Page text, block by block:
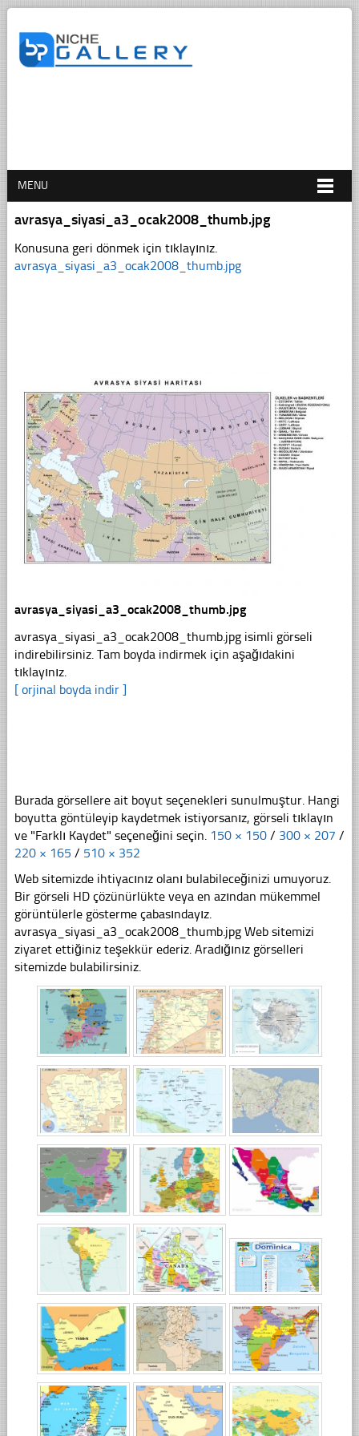
MENU
avrasya_siyasi_a3_ocak2008_thumb.jpg
Konusuna geri dönmek için tıklayınız.
avrasya_siyasi_a3_ocak2008_thumb.jpg
avrasya_siyasi_a3_ocak2008_thumb.jpg
avrasya_siyasi_a3_ocak2008_thumb.jpg isimli görseli
indirebilirsiniz. Tam boyda indirmek için aşağıdakini
tıklayınız.
[ orjinal boyda indir ]
Burada görsellere ait boyut seçenekleri sunulmuştur. Hangi
boyutta göntüleyip kaydetmek istiyorsanız, görseli tıklayın
ve "Farklı Kaydet" seçeneğini seçin. 150 × 150 / 300 × 207 /
220 × 165 / 510 × 352
Web sitemizde ihtiyacınız olanı bulabileceğinizi umuyoruz.
Bir görseli HD çözünürlükte veya en azından mükemmel
görüntülerle gösterme çabasındayız.
avrasya_siyasi_a3_ocak2008_thumb.jpg Web sitemizi
ziyaret ettiğiniz teşekkür ederiz. Aradığınız görselleri
sitemizde bulabilirsiniz.